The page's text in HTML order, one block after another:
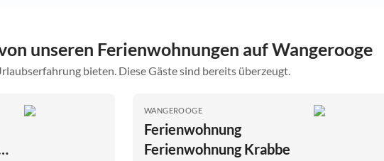
unseren Ferienwohnungen auf Wangerooge
bieten. Diese Gäste sind bereits überzeugt.
WANGEROOGE
Ferienwohnung
Ferienwohnung Krabbe